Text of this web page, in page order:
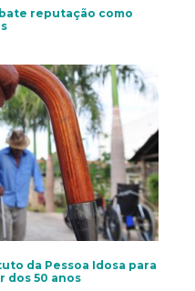
reputação como
da Pessoa Idosa para
dos 50 anos